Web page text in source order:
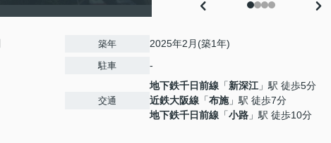
築年 2025年2月(築1年)
駐車 -
交通
地下鉄千日前線 「新深江 」駅 徒歩5分
近鉄大阪線 「布施」駅 徒歩7分
地下鉄千日前線 「小路 」駅 徒歩10分